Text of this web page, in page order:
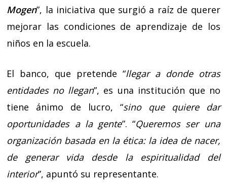
Mogen”, la iniciativa que surgió a raíz de querer
mejorar las condiciones de aprendizaje de los
niños en la escuela.
El banco, que pretende “llegar a donde otras
entidades no llegan”, es una institución que no
tiene ánimo de lucro, “sino que quiere dar
oportunidades a la gente”. “Queremos ser una
organización basada en la ética: la idea de nacer,
de generar vida desde la espiritualidad del
interior”, apuntó su representante.